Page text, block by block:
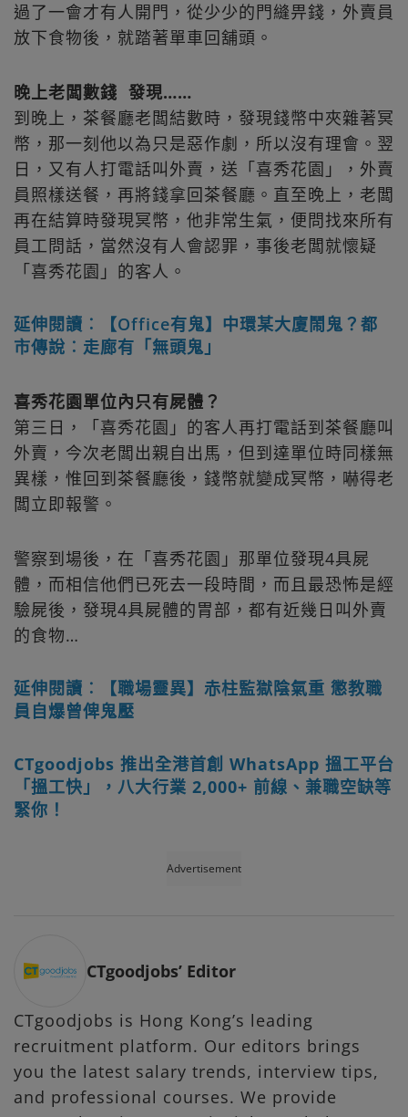
過了一會才有人開門，從少少的門縫畀錢，外賣員
放下食物後，就踏著單車回舖頭。
晚上老闆數錢 發現……
到晚上，茶餐廳老闆結數時，發現錢幣中夾雜著冥
幣，那一刻他以為只是惡作劇，所以沒有理會。翌
日，又有人打電話叫外賣，送「喜秀花園」，外賣
員照樣送餐，再將錢拿回茶餐廳。直至晚上，老闆
再在結算時發現冥幣，他非常生氣，便問找來所有
員工問話，當然沒有人會認罪，事後老闆就懷疑
「喜秀花園」的客人。
延伸閱讀︰【Office有鬼】中環某大廈鬧鬼？都
市傳說︰走廊有「無頭鬼」
喜秀花園單位內只有屍體？
第三日，「喜秀花園」的客人再打電話到茶餐廳叫
外賣，今次老闆出親自出馬，但到達單位時同樣無
異樣，惟回到茶餐廳後，錢幣就變成冥幣，嚇得老
闆立即報警。
警察到場後，在「喜秀花園」那單位發現4具屍
體，而相信他們已死去一段時間，而且最恐怖是經
驗屍後，發現4具屍體的胃部，都有近幾日叫外賣
的食物…
延伸閱讀︰【職場靈異】赤柱監獄陰氣重 懲教職
員自爆曾俾鬼壓
CTgoodjobs 推出全港首創 WhatsApp 搵工平台
「搵工快」，八大行業 2,000+ 前線、兼職空缺等
緊你！
Advertisement
CTgoodjobs’ Editor
CTgoodjobs is Hong Kong’s leading
recruitment platform. Our editors brings
you the latest salary trends, interview tips,
and professional courses. We provide